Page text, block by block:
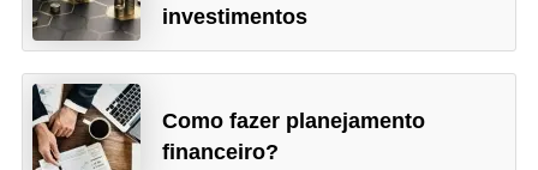
investimentos
Como fazer planejamento
financeiro?